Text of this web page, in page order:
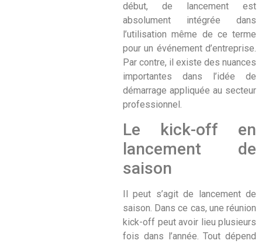
début, de lancement est
absolument intégrée dans
l’utilisation même de ce terme
pour un événement d’entreprise.
Par contre, il existe des nuances
importantes dans l’idée de
démarrage appliquée au secteur
professionnel.
Le kick-off en
lancement de
saison
Il peut s’agit de lancement de
saison. Dans ce cas, une réunion
kick-off peut avoir lieu plusieurs
fois dans l’année. Tout dépend